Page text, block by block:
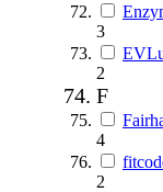
3
2
F
4
2